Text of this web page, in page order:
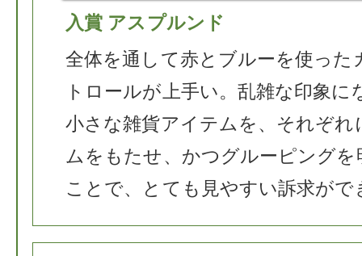
入賞 アスプルンド
全体を通して赤とブルーを使った
トロールが上手い。乱雑な印象に
小さな雑貨アイテムを、それぞれ
ムをもたせ、かつグルーピングを
ことで、とても見やすい訴求がで